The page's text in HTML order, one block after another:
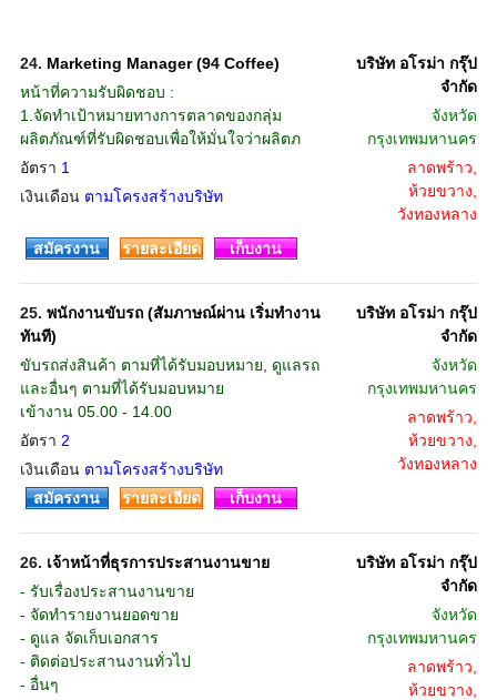
24. Marketing Manager (94 Coffee)
หน้าที่ความรับผิดชอบ :
1.จัดทำเป้าหมายทางการตลาดของกลุ่ม
ผลิตภัณฑ์ที่รับผิดชอบเพื่อให้มั่นใจว่าผลิตภ
อัตรา 1
เงินเดือน ตามโครงสร้างบริษัท
บริษัท อโรม่า กรุ๊ป
จํากัด
จังหวัด
กรุงเทพมหานคร
ลาดพร้าว,
ห้วยขวาง,
วังทองหลาง
สมัครงาน
รายละเอียด เก็บงาน
25. พนักงานขับรถ (สัมภาษณ์ผ่าน เริ่มทำงาน
ทันที)
ขับรถส่งสินค้า ตามที่ได้รับมอบหมาย, ดูแลรถ
และอื่นๆ ตามที่ได้รับมอบหมาย
เข้างาน 05.00 - 14.00
อัตรา 2
เงินเดือน ตามโครงสร้างบริษัท
บริษัท อโรม่า กรุ๊ป
จํากัด
จังหวัด
กรุงเทพมหานคร
ลาดพร้าว,
ห้วยขวาง,
วังทองหลาง
สมัครงาน
รายละเอียด เก็บงาน
26. เจ้าหน้าที่ธุรการประสานงานขาย
- รับเรื่องประสานงานขาย
- จัดทำรายงานยอดขาย
- ดูแล จัดเก็บเอกสาร
- ติดต่อประสานงานทั่วไป
- อื่นๆ
บริษัท อโรม่า กรุ๊ป
จํากัด
จังหวัด
กรุงเทพมหานคร
ลาดพร้าว,
ห้วยขวาง,